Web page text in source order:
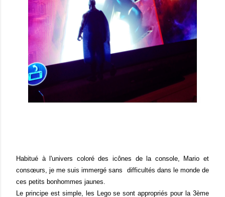
Habitué à l'univers coloré des icônes de la console, Mario et
consœurs, je me suis immergé sans difficultés dans le monde de
ces petits bonhommes jaunes.
Le principe est simple, les Lego se sont appropriés pour la 3ème